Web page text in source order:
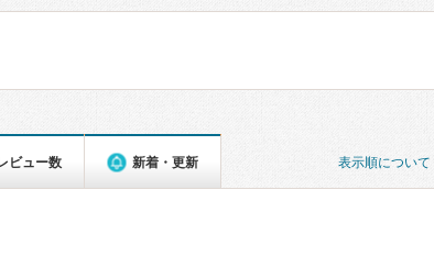
表示順について
ビュー数 新着・更新